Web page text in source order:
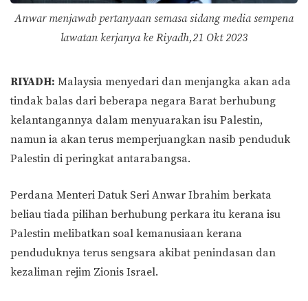
Anwar menjawab pertanyaan semasa sidang media sempena
lawatan kerjanya ke Riyadh,21 Okt 2023
RIYADH: Malaysia menyedari dan menjangka akan ada
tindak balas dari beberapa negara Barat berhubung
kelantangannya dalam menyuarakan isu Palestin,
namun ia akan terus memperjuangkan nasib penduduk
Palestin di peringkat antarabangsa.
Perdana Menteri Datuk Seri Anwar Ibrahim berkata
beliau tiada pilihan berhubung perkara itu kerana isu
Palestin melibatkan soal kemanusiaan kerana
penduduknya terus sengsara akibat penindasan dan
kezaliman rejim Zionis Israel.